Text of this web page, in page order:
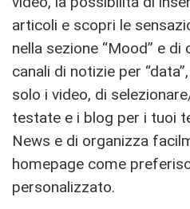
articoli e scopri le
nella sezione “Mood” e
canali di notizie per
solo i video, di
testate e i blog per i tuoi
News e di organizza
homepage come
personalizzato.